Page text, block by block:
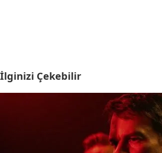
İlginizi Çekebilir